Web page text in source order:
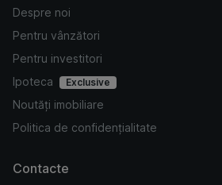
Despre noi
Pentru vânzători
Pentru investitori
Ipoteca
Exclusive
Noutăți imobiliare
Politica de confidențialitate
Contacte